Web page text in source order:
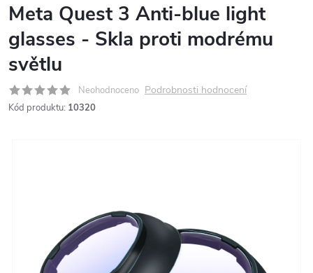
Meta Quest 3 Anti-blue light
glasses - Skla proti modrému
světlu
Neohodnoceno Podrobnosti hodnocení
Kód produktu: 10320